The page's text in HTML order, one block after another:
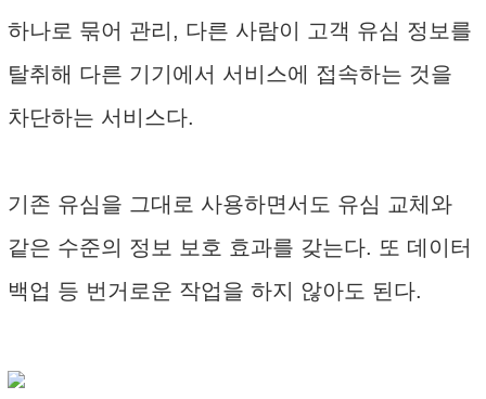
하나로 묶어 관리, 다른 사람이 고객 유심 정보를
탈취해 다른 기기에서 서비스에 접속하는 것을
차단하는 서비스다.
기존 유심을 그대로 사용하면서도 유심 교체와
같은 수준의 정보 보호 효과를 갖는다. 또 데이터
백업 등 번거로운 작업을 하지 않아도 된다.